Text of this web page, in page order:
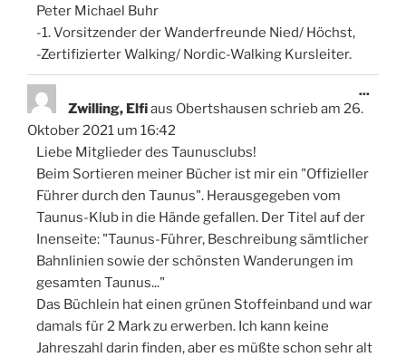
Peter Michael Buhr
-1. Vorsitzender der Wanderfreunde Nied/ Höchst,
-Zertifizierter Walking/ Nordic-Walking Kursleiter.
Zwilling, Elfiaus Obertshausen schrieb am 26.
Oktober 2021 um 16:42
Liebe Mitglieder des Taunusclubs!
Beim Sortieren meiner Bücher ist mir ein "Offizieller
Führer durch den Taunus". Herausgegeben vom
Taunus-Klub in die Hände gefallen. Der Titel auf der
Inenseite: "Taunus-Führer, Beschreibung sämtlicher
Bahnlinien sowie der schönsten Wanderungen im
gesamten Taunus..."
Das Büchlein hat einen grünen Stoffeinband und war
damals für 2 Mark zu erwerben. Ich kann keine
Jahreszahl darin finden, aber es müßte schon sehr alt
...